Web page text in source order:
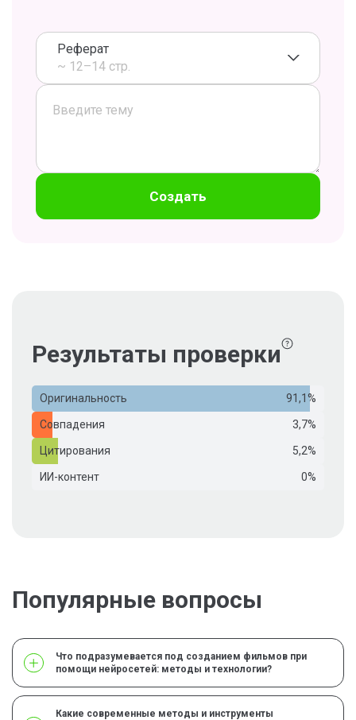
Реферат
~ 12–14 стр.
Создать
Результаты проверки
Оригинальность 91,1%
Совпадения 3,7%
Цитирования 5,2%
ИИ-контент 0%
Популярные вопросы
Что подразумевается под созданием фильмов при
помощи нейросетей: методы и технологии?
Какие современные методы и инструменты